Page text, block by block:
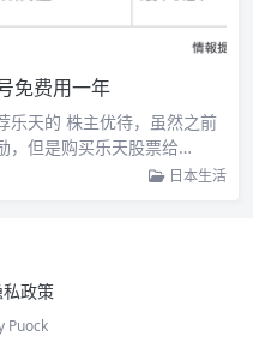
免费用一年
乐天的 株主优待，虽然之前
，但是购买乐天股票给…
日本生活
私政策
Puock